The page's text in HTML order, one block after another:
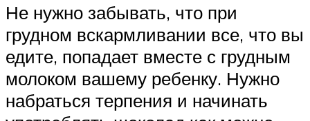
Не нужно забывать, что при
грудном вскармливании все, что вы
едите, попадает вместе с грудным
молоком вашему ребенку. Нужно
набраться терпения и начинать